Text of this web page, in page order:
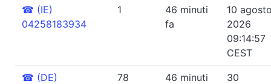
☎ (IE)
04258183934
1
46 minuti
fa
10
2026
09:14:57
CEST
☎ (DE)
78
46 minuti
30